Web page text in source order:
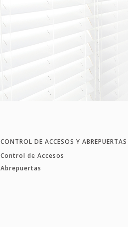
CONTROL DE ACCESOS Y ABREPUERTAS
Control de Accesos
Abrepuertas